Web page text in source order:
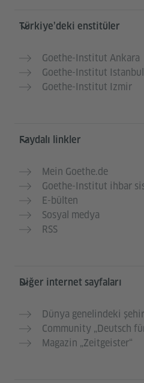
Service- und
Türkiye’deki enstitüler
Goethe-Institut Ankara
Goethe-Institut Istanbul
Goethe-Institut Izmir
Faydalı linkler
Mein Goethe.de
Goethe-Institut ihbar
E-bülten
Sosyal medya
RSS
Diğer internet sayfaları
Dünya genelindeki
Community „Deutsch
Magazin „Zeitgeister“